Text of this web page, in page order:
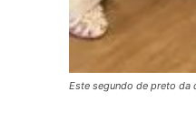
Este segundo de preto da